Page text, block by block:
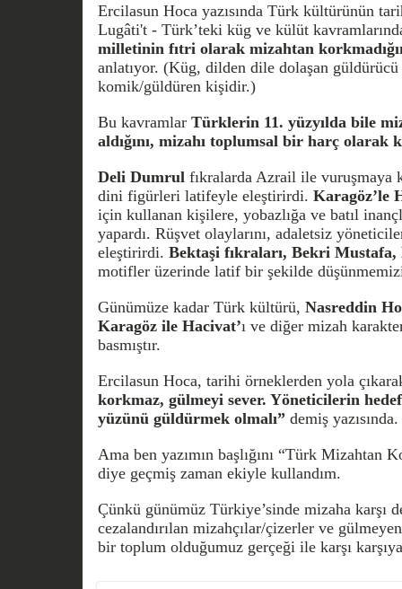
Ercilasun Hoca yazısında Türk kültürünün
Lugâti't - Türk’teki küg ve külüt
milletinin fıtri olarak mizahtan
anlatıyor. (Küg, dilden dile dolaşan
komik/güldüren kişidir.)
Bu kavramlar Türklerin 11. yüzyılda bile
aldığını, mizahı toplumsal bir harç olarak
Deli Dumrul fıkralarda Azrail ile vuruşmaya
dini figürleri latifeyle eleştirirdi. Karagöz’le
için kullanan kişilere, yobazlığa ve batıl
yapardı. Rüşvet olaylarını, adaletsiz
eleştirirdi. Bektaşi fıkraları, Bekri Mustafa,
motifler üzerinde latif bir şekilde
Günümüze kadar Türk kültürü, Nasreddin
Karagöz ile Hacivat’ı ve diğer mizah
basmıştır.
Ercilasun Hoca, tarihi örneklerden yola
korkmaz, gülmeyi sever. Yöneticilerin
yüzünü güldürmek olmalı” demiş yazısında.
Ama ben yazımın başlığını “Türk Mizahtan
diye geçmiş zaman ekiyle kullandım.
Çünkü günümüz Türkiye’sinde mizaha karşı
cezalandırılan mizahçılar/çizerler ve
bir toplum olduğumuz gerçeği ile karşı